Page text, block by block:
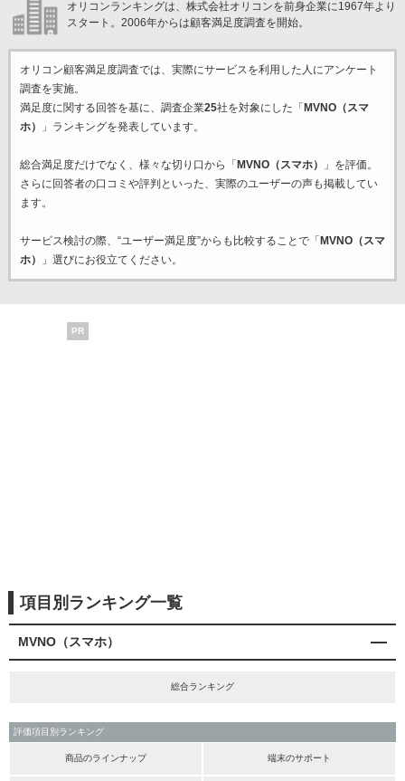
オリコンランキングは、株式会社オリコンを前身企業に1967年より
スタート。2006年からは顧客満足度調査を開始。
オリコン顧客満足度調査では、実際にサービスを利用した 人にアンケート
調査を実施。
満足度に関する回答を基に、調査企業25社を対象にした「 MVNO（スマ
ホ）
」ランキングを発表しています。
総合満足度だけでなく、様々な切り口から「 MVNO（スマホ）
」を評価。
さらに回答者の口コミや評判といった、実際のユーザーの声も掲載してい
ます。
サービス検討の際、“ユーザー満足度”からも比較することで「 MVNO（スマ
ホ）
」選びにお役立てください。
PR
項目別ランキング一覧
MVNO（スマホ）
総合ランキング
評価項目別ランキング
商品のラインナップ 端末のサポート